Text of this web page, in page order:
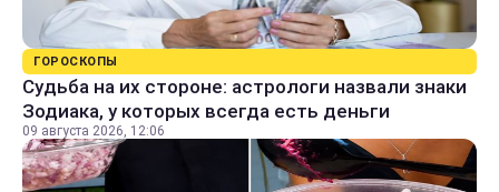
ГОРОСКОПЫ
Судьба на их стороне: астрологи назвали знаки
Зодиака, у которых всегда есть деньги
09 августа 2026, 12:06